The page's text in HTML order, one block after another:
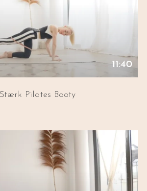
11:40
Stærk Pilates Booty